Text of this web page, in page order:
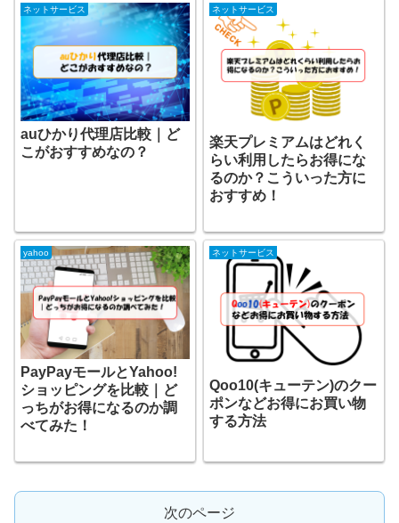
ネットサービス
auひかり代理店比較｜ど
こがおすすめなの？
ネットサービス
楽天プレミアムはどれく
らい利用したらお得にな
るのか？こういった方に
おすすめ！
yahoo
PayPayモールとYahoo!
ショッピングを比較｜ど
っちがお得になるのか調
べてみた！
ネットサービス
Qoo10(キューテン)のクー
ポンなどお得にお買い物
する方法
次のページ